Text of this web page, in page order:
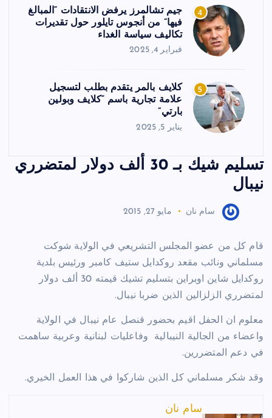
4
جيم تشالمرز يرفض الانتقادات “المبالغ
فيها” من أنجوس تايلور حول تقديرات
تكاليف سياسة الغداء
فبراير 4, 2025
5
كلايف بالمر يتقدم بطلب لتسجيل
علامة تجارية باسم “كلايف وبولين
بارتي”
يناير 5, 2025
تسليم شيك بـ 30 ألف دولار لمتضرري
نيبال
سام نان مايو 27, 2015
قام كل من عضو المجلس التشريعي في الولاية شوكت
مسلماني ونائب مقعد روكدايل ستيف كامبر ورئيس بلدية
روكدايل شاين اوبراين بتسليم تشيك قيمته 30 ألف دولار
لمتضرري الزلزالين الذين ضربا نيبال.
معلوم ان الحفل اقيم بحضور قنصل عام نيبال في الولاية
واعضاء من الجالية النيبالية
وفاعليات لبنانية وعربية ساهمت
في دعم المتضررين.
وقد شكر مسلماني كل الذين شاركوا في هذا العمل الخيري.
سام نان